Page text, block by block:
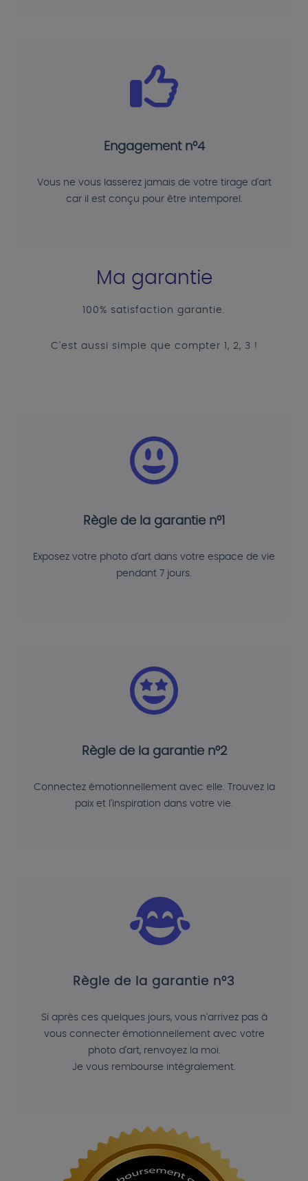
Engagement n°4
Vous ne vous lasserez jamais de votre tirage d'art
car il est conçu pour être intemporel.
Ma garantie
100% satisfaction garantie.
C'est aussi simple que compter 1, 2, 3 !
Règle de la garantie n°1
Exposez votre photo d'art dans votre espace de vie
pendant 7 jours.
Règle de la garantie n°2
Connectez émotionnellement avec elle. Trouvez la
paix et l'inspiration dans votre vie.
Règle de la garantie n°3
Si après ces quelques jours, vous n'arrivez pas à
vous connecter émotionnellement avec votre
photo d'art, renvoyez la moi.
Je vous rembourse intégralement.